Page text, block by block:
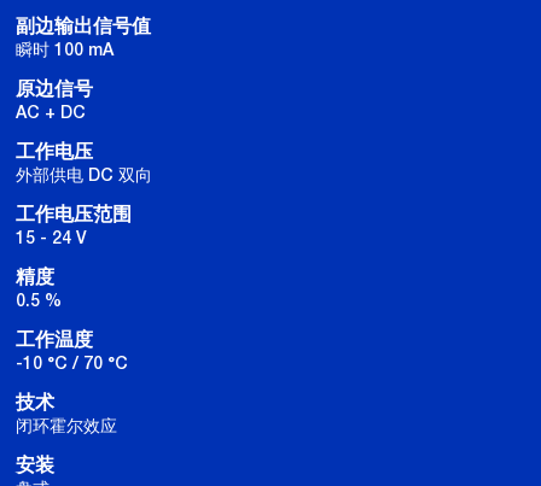
副边输出信号值
瞬时 100 mA
原边信号
AC + DC
工作电压
外部供电 DC 双向
工作电压范围
15 - 24 V
精度
0.5 %
工作温度
-10 °C / 70 °C
技术
闭环霍尔效应
安装